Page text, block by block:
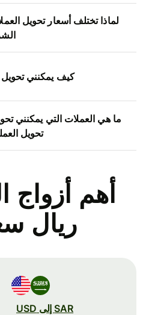
لماذا تختلف أسعار تحويل
كيف يمكنني تحويل
ما هي العملات التي يمكنني
تحويل
أهم أزواج
ريال
SAR إلى USD